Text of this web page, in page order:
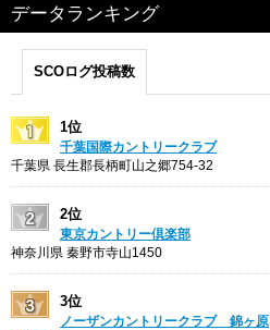
データランキング
SCOログ投稿数
1位
千葉国際カントリークラブ
千葉県 長生郡長柄町山之郷754-32
2位
東京カントリー倶楽部
神奈川県 秦野市寺山1450
3位
ノーザンカントリークラブ 錦ヶ原